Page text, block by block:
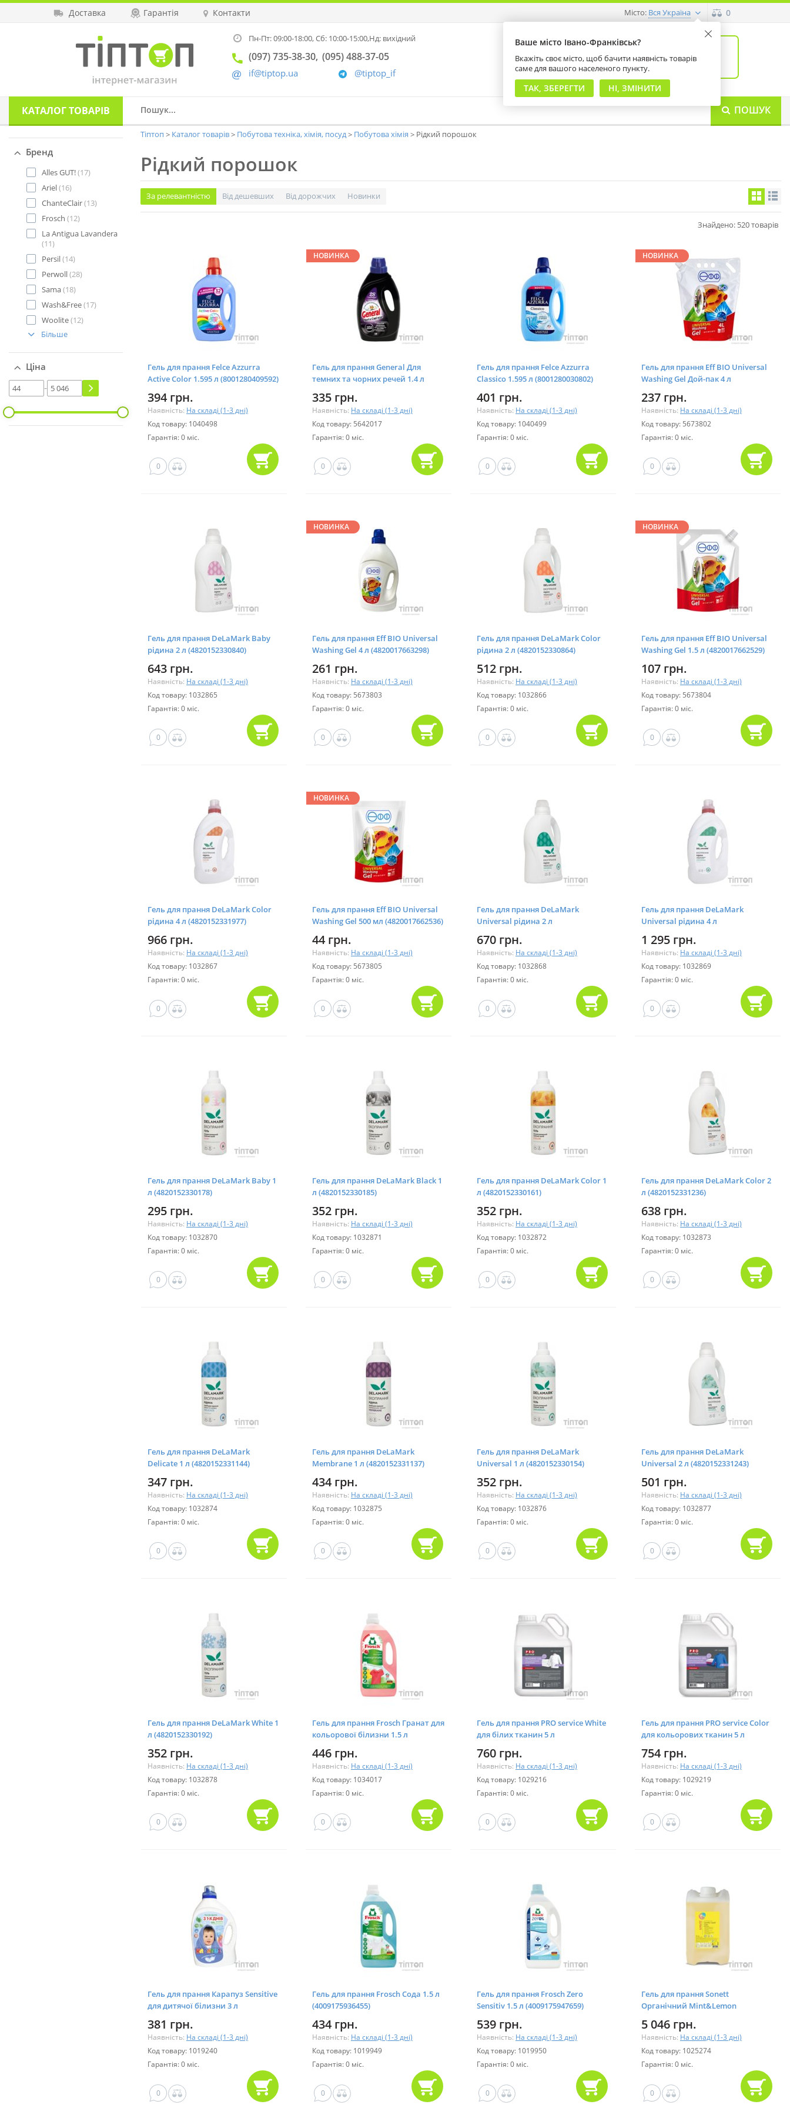
Доставка Гарантія Контакти
Ваше місто Івано-Франківськ?
Вкажіть своє місто, щоб бачити наявність товарів
саме для вашого населеного пункту.
ТАК, ЗБЕРЕГТИ НІ, ЗМІНИТИ
Місто: Вся Україна 0
Пн-Пт: 09:00-18:00,Сб: 10:00-15:00,Нд: вихідний
(097) 735-38-30 (095) 488-37-05
@tiptop_if
if@tiptop.ua
0
на суму 0 грн
КАТАЛОГТОВАРІВ ПОШУК
Бренд
Alles GUT!(17)
Ariel(16)
ChanteClair(13)
Frosch (12)
La Antigua Lavandera
(11)
Persil(14)
Perwoll(28)
Sama(18)
Wash&Free(17)
Woolite(12)
Більше
Ціна
-
Тіптоп Каталог товарів Побутова техніка, хімія, посуд Побутова хімія Рідкий порошок
Рідкий порошок
За релевантністю Від дешевших Від дорожчих Новинки
Знайдено: 520 товарів
Гель для прання Felce Azzurra
Active Color 1.595 л (8001280409592)
394 грн.
Наявність: На складі (1-3 дні)
Код товару: 1040498
Гарантія: 0 міс.
0
НОВИНКА
Гель для прання General Для
темних та чорних речей 1.4 л
335 грн.
Наявність: На складі (1-3 дні)
Код товару: 5642017
Гарантія: 0 міс.
0
Гель для прання Felce Azzurra
Classico 1.595 л (8001280030802)
401 грн.
Наявність: На складі (1-3 дні)
Код товару: 1040499
Гарантія: 0 міс.
0
НОВИНКА
Гель для прання Eff ВІО Universal
Washing Gel Дой-пак 4 л
237 грн.
Наявність: На складі (1-3 дні)
Код товару: 5673802
Гарантія: 0 міс.
0
Гель для прання DeLaMark Baby
рідина 2 л (4820152330840)
643 грн.
Наявність: На складі (1-3 дні)
Код товару: 1032865
Гарантія: 0 міс.
0
НОВИНКА
Гель для прання Eff ВІО Universal
Washing Gel 4 л (4820017663298)
261 грн.
Наявність: На складі (1-3 дні)
Код товару: 5673803
Гарантія: 0 міс.
0
Гель для прання DeLaMark Color
рідина 2 л (4820152330864)
512 грн.
Наявність: На складі (1-3 дні)
Код товару: 1032866
Гарантія: 0 міс.
0
НОВИНКА
Гель для прання Eff ВІО Universal
Washing Gel 1.5 л (4820017662529)
107 грн.
Наявність: На складі (1-3 дні)
Код товару: 5673804
Гарантія: 0 міс.
0
Гель для прання DeLaMark Color
рідина 4 л (4820152331977)
966 грн.
Наявність: На складі (1-3 дні)
Код товару: 1032867
Гарантія: 0 міс.
0
НОВИНКА
Гель для прання Eff ВІО Universal
Washing Gel 500 мл (4820017662536)
44 грн.
Наявність: На складі (1-3 дні)
Код товару: 5673805
Гарантія: 0 міс.
0
Гель для прання DeLaMark
Universal рідина 2 л
670 грн.
Наявність: На складі (1-3 дні)
Код товару: 1032868
Гарантія: 0 міс.
0
Гель для прання DeLaMark
Universal рідина 4 л
1 295 грн.
Наявність: На складі (1-3 дні)
Код товару: 1032869
Гарантія: 0 міс.
0
Гель для прання DeLaMark Baby 1
л (4820152330178)
295 грн.
Наявність: На складі (1-3 дні)
Код товару: 1032870
Гарантія: 0 міс.
0
Гель для прання DeLaMark Black 1
л (4820152330185)
352 грн.
Наявність: На складі (1-3 дні)
Код товару: 1032871
Гарантія: 0 міс.
0
Гель для прання DeLaMark Color 1
л (4820152330161)
352 грн.
Наявність: На складі (1-3 дні)
Код товару: 1032872
Гарантія: 0 міс.
0
Гель для прання DeLaMark Color 2
л (4820152331236)
638 грн.
Наявність: На складі (1-3 дні)
Код товару: 1032873
Гарантія: 0 міс.
0
Гель для прання DeLaMark
Delicate 1 л (4820152331144)
347 грн.
Наявність: На складі (1-3 дні)
Код товару: 1032874
Гарантія: 0 міс.
0
Гель для прання DeLaMark
Membrane 1 л (4820152331137)
434 грн.
Наявність: На складі (1-3 дні)
Код товару: 1032875
Гарантія: 0 міс.
0
Гель для прання DeLaMark
Universal 1 л (4820152330154)
352 грн.
Наявність: На складі (1-3 дні)
Код товару: 1032876
Гарантія: 0 міс.
0
Гель для прання DeLaMark
Universal 2 л (4820152331243)
501 грн.
Наявність: На складі (1-3 дні)
Код товару: 1032877
Гарантія: 0 міс.
0
Гель для прання DeLaMark White 1
л (4820152330192)
352 грн.
Наявність: На складі (1-3 дні)
Код товару: 1032878
Гарантія: 0 міс.
0
Гель для прання Frosch Гранат для
кольорової білизни 1.5 л
446 грн.
Наявність: На складі (1-3 дні)
Код товару: 1034017
Гарантія: 0 міс.
0
Гель для прання PRO service White
для білих тканин 5 л
760 грн.
Наявність: На складі (1-3 дні)
Код товару: 1029216
Гарантія: 0 міс.
0
Гель для прання PRO service Color
для кольорових тканин 5 л
754 грн.
Наявність: На складі (1-3 дні)
Код товару: 1029219
Гарантія: 0 міс.
0
Гель для прання Карапуз Sensitive
для дитячої білизни 3 л
381 грн.
Наявність: На складі (1-3 дні)
Код товару: 1019240
Гарантія: 0 міс.
0
Гель для прання Frosch Сода 1.5 л
(4009175936455)
434 грн.
Наявність: На складі (1-3 дні)
Код товару: 1019949
Гарантія: 0 міс.
0
Гель для прання Frosch Zero
Sensitiv 1.5 л (4009175947659)
539 грн.
Наявність: На складі (1-3 дні)
Код товару: 1019950
Гарантія: 0 міс.
0
Гель для прання Sonett
Органічний Mint&Lemon
тканин 10 л (4007547504127)
5 046 грн.
Наявність: На складі (1-3 дні)
Код товару: 1025274
Гарантія: 0 міс.
0